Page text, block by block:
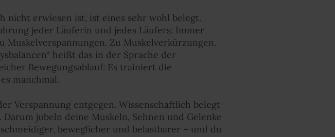
nicht erwiesen ist, ist eines sehr wohl belegt.
jeder Läuferin und jedes Läufers: Immer
Muskelverspannungen. Zu Muskelverkürzungen.
heißt das in der Sprache der
Bewegungsablauf: Es trainiert die
manchmal.
Verspannung entgegen. Wissenschaftlich belegt
jubeln deine Muskeln, Sehnen und Gelenke
beweglicher und belastbarer – und du